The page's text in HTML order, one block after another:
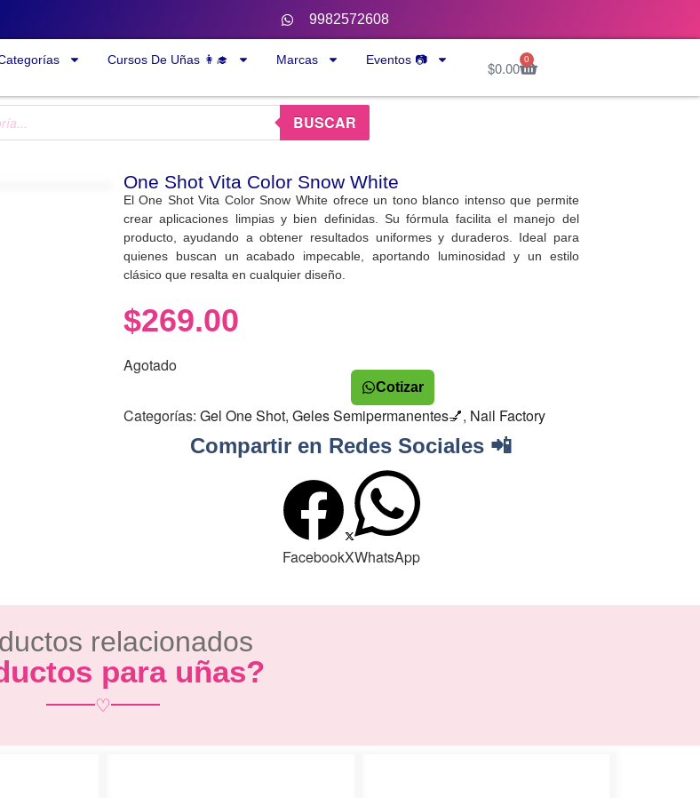
9982572608
Cursos De Uñas 👩‍🎓 Marcas Eventos 📷 $0.00 0
BUSCAR
One Shot Vita Color Snow White
El One Shot Vita Color Snow White ofrece un tono blanco intenso que permite
crear aplicaciones limpias y bien definidas. Su fórmula facilita el manejo del
producto, ayudando a obtener resultados uniformes y duraderos. Ideal para
quienes buscan un acabado impecable, aportando luminosidad y un estilo
clásico que resalta en cualquier diseño.
$269.00
Agotado
Cotizar
Categorías: Gel One Shot, Geles Semipermanentes💅, Nail Factory
Compartir en Redes Sociales 📲
FacebookXWhatsApp
relacionados
para uñas?
♡